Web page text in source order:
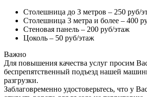
Столешница до 3 метров – 250 руб/
Столешница 3 метра и более – 400
Стеновая панель – 200 руб/этаж
Цоколь – 50 руб/этаж
Важно
Для повышения качества услуг просим
беспрепятственный подъезд нашей
разгрузки.
Заблаговременно удостоверьтесь, что у